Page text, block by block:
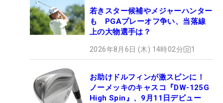
若きスター候補やメジャーハンター
も PGAプレーオフ争い、当落線
上の大物選手は？
2026年8月6日 (木) 14時02分 1
お助けドルフィンが激スピンに！
ノーメッキのキャスコ『DW-125G
High Spin』、9月11日デビュー